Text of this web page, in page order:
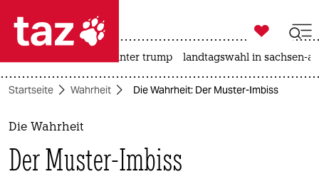
 taz zahl ich
taz zahl ich
themen
politik

taz zahl ich
usa unter trump landtagswahl in sachsen-
Startseite Wahrheit Die Wahrheit: Der Muster-Imbiss
Die Wahrheit
Der Muster-Imbiss